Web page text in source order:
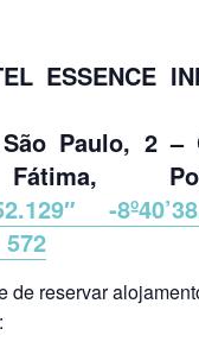
ESSENCE
Paulo, 2 –
Fátima,
-
572
reservar